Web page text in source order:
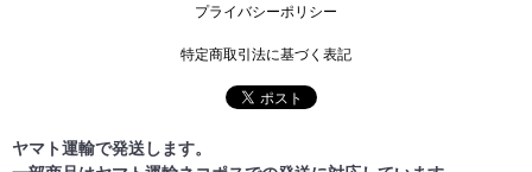
プライバシーポリシー
特定商取引法に基づく表記
ヤマト運輸で発送します。